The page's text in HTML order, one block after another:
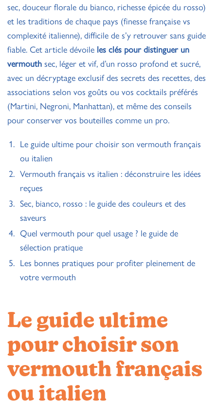
sec, douceur florale du bianco, richesse épicée du rosso)
et les traditions de chaque pays (finesse française vs
complexité italienne), difficile de s’y retrouver sans guide
fiable. Cet article dévoile les clés pour distinguer un
vermouth sec, léger et vif, d’un rosso profond et sucré,
avec un décryptage exclusif des secrets des recettes, des
associations selon vos goûts ou vos cocktails préférés
(Martini, Negroni, Manhattan), et même des conseils
pour conserver vos bouteilles comme un pro.
Le guide ultime pour choisir son vermouth français
ou italien
Vermouth français vs italien : déconstruire les idées
reçues
Sec, bianco, rosso : le guide des couleurs et des
saveurs
Quel vermouth pour quel usage ? le guide de
sélection pratique
Les bonnes pratiques pour profiter pleinement de
votre vermouth
Le guide ultime
pour choisir son
vermouth français
ou italien